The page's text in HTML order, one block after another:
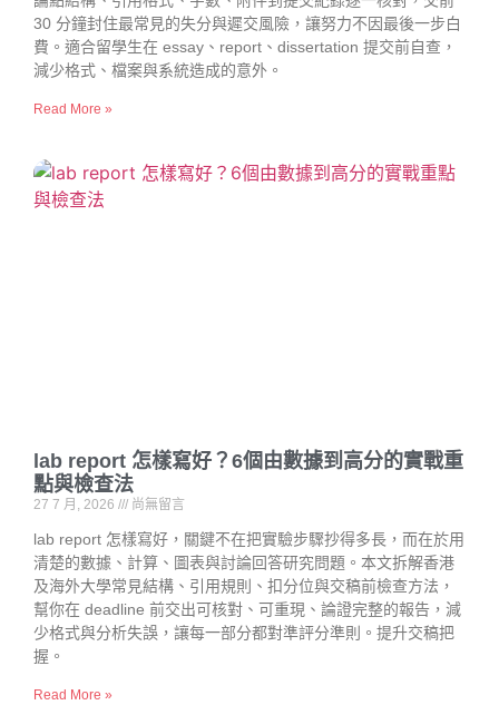
30 分鐘封住最常見的失分與遲交風險，讓努力不因最後一步白
費。適合留學生在 essay、report、dissertation 提交前自查，
減少格式、檔案與系統造成的意外。
Read More »
lab report 怎樣寫好？6個由數據到高分的實戰重
點與檢查法
27 7 月, 2026 尚無留言
lab report 怎樣寫好，關鍵不在把實驗步驟抄得多長，而在於用
清楚的數據、計算、圖表與討論回答研究問題。本文拆解香港
及海外大學常見結構、引用規則、扣分位與交稿前檢查方法，
幫你在 deadline 前交出可核對、可重現、論證完整的報告，減
少格式與分析失誤，讓每一部分都對準評分準則。提升交稿把
握。
Read More »